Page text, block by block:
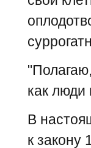
как люди
В
к закону